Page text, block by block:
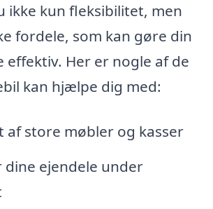
ikke kun fleksibilitet, men
fordele, som kan gøre din
Her er nogle af de
kan hjælpe dig med:
af store møbler og kasser
dine ejendele under